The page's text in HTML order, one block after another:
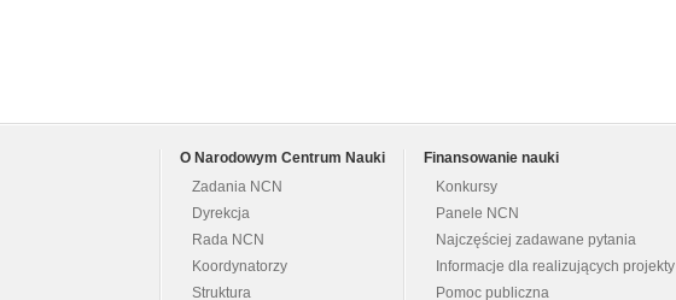
O Narodowym Centrum Nauki
Zadania NCN
Dyrekcja
Rada NCN
Koordynatorzy
Struktura
Finansowanie nauki
Konkursy
Panele NCN
Najczęściej zadawane pytania
Informacje dla realizujących projekty
Pomoc publiczna